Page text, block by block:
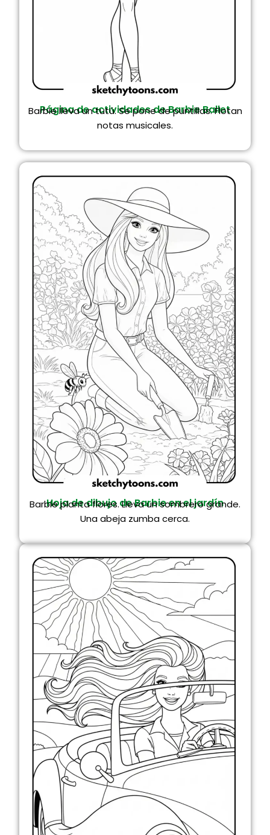
Página de actividades de Barbie Ballet
Barbie lleva un tutú. Se pone de puntillas. Flotan
notas musicales.
Hoja de dibujo de Barbie en el jardín
Barbie planta flores. Lleva un sombrero grande.
Una abeja zumba cerca.